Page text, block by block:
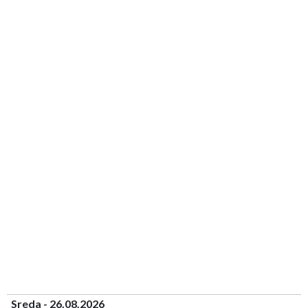
Sreda - 26.08.2026